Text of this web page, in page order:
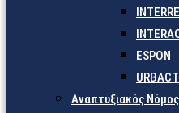
ESPON
URBACT
Αναπτυξιακός Νόμος